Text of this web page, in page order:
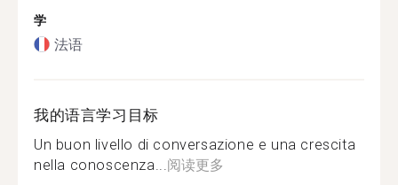
学
法语
我的语言学习目标
Un buon livello di conversazione e una crescita
nella conoscenza... 阅读更多